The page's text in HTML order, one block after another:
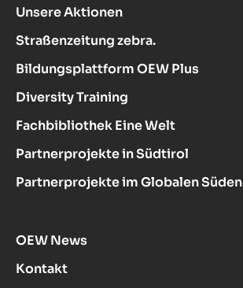
Unsere Aktionen
Straßenzeitung zebra.
Bildungsplattform OEW Plus
Diversity Training
Fachbibliothek Eine Welt
Partnerprojekte in Südtirol
Partnerprojekte im Globalen Süden
OEW News
Kontakt